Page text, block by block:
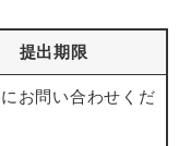
提出期限
お問い合わせくだ